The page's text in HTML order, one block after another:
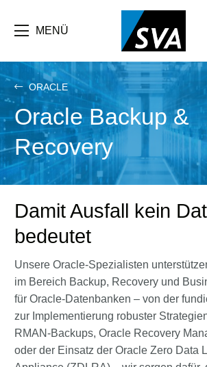
Inhalt
MENÜ
ORACLE
Oracle Backup &
Recovery
Damit Ausfall kein
bedeutet
Unsere Oracle-Spezialisten
im Bereich Backup, Recovery und
für Oracle-Datenbanken – von der
zur Implementierung robuster
RMAN-Backups, Oracle Recovery
oder der Einsatz der Oracle Zero Data